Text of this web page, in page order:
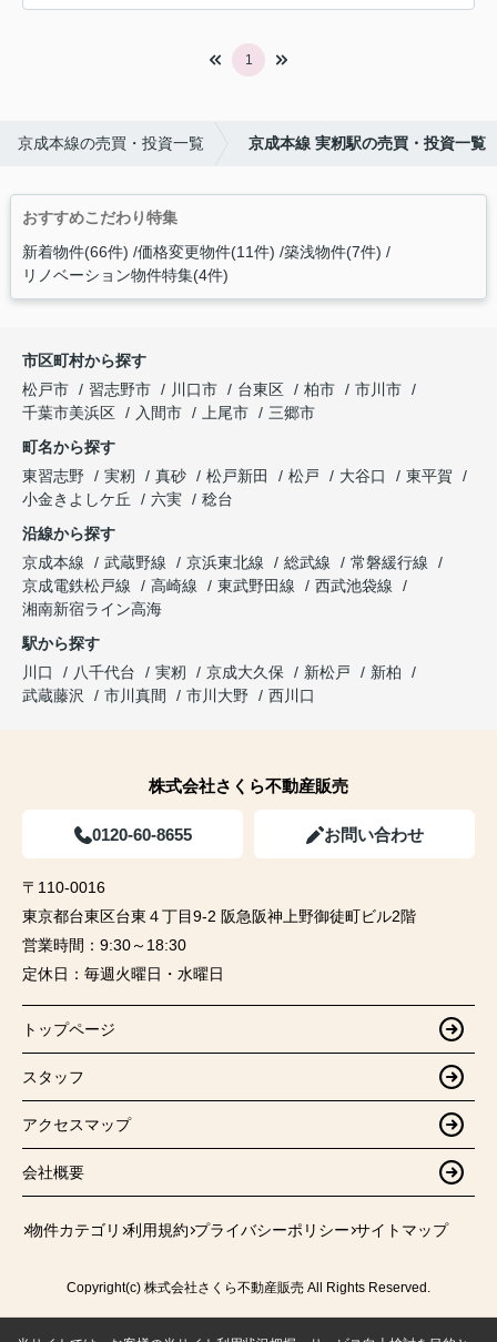
1
京成本線の売買・投資一覧 京成本線 実籾駅の売買・投資一覧
おすすめこだわり特集
新着物件(66件) 価格変更物件(11件) 築浅物件(7件)
リノベーション物件特集(4件)
市区町村から探す
松戸市
習志野市 川口市 台東区 柏市
市川市
千葉市美浜区
入間市 上尾市
三郷市
町名から探す
東習志野
実籾 真砂 松戸新田 松戸 大谷口
東平賀
小金きよしケ丘
六実
稔台
沿線から探す
京成本線
武蔵野線 京浜東北線 総武線
常磐緩行線
京成電鉄松戸線
高崎線 東武野田線
西武池袋線
湘南新宿ライン高海
駅から探す
川口
八千代台 実籾 京成大久保 新松戸
新柏
武蔵藤沢
市川真間 市川大野 西川口
株式会社さくら不動産販売
0120-60-8655 お問い合わせ
〒110-0016
東京都台東区台東４丁目9-2 阪急阪神上野御徒町ビル2階
営業時間： 9:30～18:30
定休日： 毎週火曜日・水曜日
トップページ
スタッフ
アクセスマップ
会社概要
物件カテゴリ 利用規約 プライバシーポリシー サイトマップ
Copyright(c) 株式会社さくら不動産販売 All Rights Reserved.